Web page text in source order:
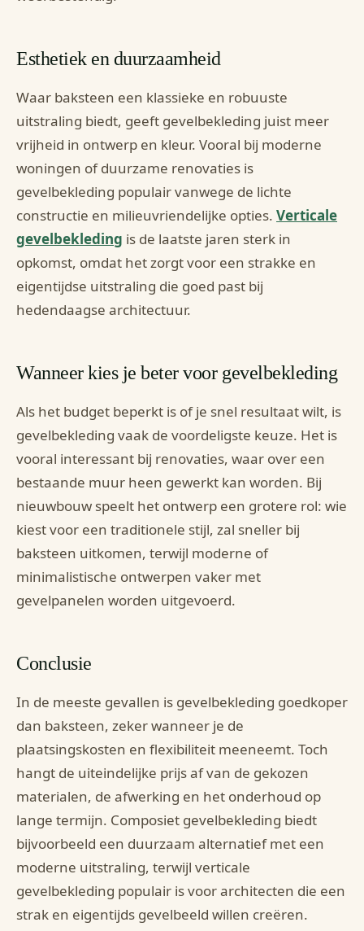
Esthetiek en duurzaamheid
Waar baksteen een klassieke en robuuste
uitstraling biedt, geeft gevelbekleding juist meer
vrijheid in ontwerp en kleur. Vooral bij moderne
woningen of duurzame renovaties is
gevelbekleding populair vanwege de lichte
constructie en milieuvriendelijke opties. Verticale
gevelbekleding is de laatste jaren sterk in
opkomst, omdat het zorgt voor een strakke en
eigentijdse uitstraling die goed past bij
hedendaagse architectuur.
Wanneer kies je beter voor gevelbekleding
Als het budget beperkt is of je snel resultaat wilt, is
gevelbekleding vaak de voordeligste keuze. Het is
vooral interessant bij renovaties, waar over een
bestaande muur heen gewerkt kan worden. Bij
nieuwbouw speelt het ontwerp een grotere rol: wie
kiest voor een traditionele stijl, zal sneller bij
baksteen uitkomen, terwijl moderne of
minimalistische ontwerpen vaker met
gevelpanelen worden uitgevoerd.
Conclusie
In de meeste gevallen is gevelbekleding goedkoper
dan baksteen, zeker wanneer je de
plaatsingskosten en flexibiliteit meeneemt. Toch
hangt de uiteindelijke prijs af van de gekozen
materialen, de afwerking en het onderhoud op
lange termijn. Composiet gevelbekleding biedt
bijvoorbeeld een duurzaam alternatief met een
moderne uitstraling, terwijl verticale
gevelbekleding populair is voor architecten die een
strak en eigentijds gevelbeeld willen creëren.